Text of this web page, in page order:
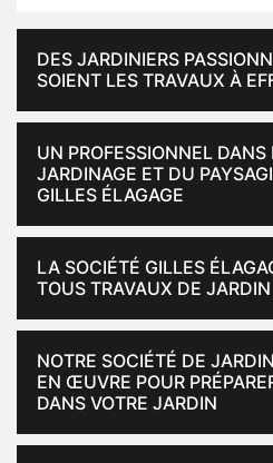
DES JARDINIERS
SOIENT LES TRAVAUX À
UN PROFESSIONNEL
JARDINAGE ET DU
GILLES ÉLAGAGE
LA SOCIÉTÉ GILLES
TOUS TRAVAUX DE JARDIN
NOTRE SOCIÉTÉ DE
EN ŒUVRE POUR
DANS VOTRE JARDIN